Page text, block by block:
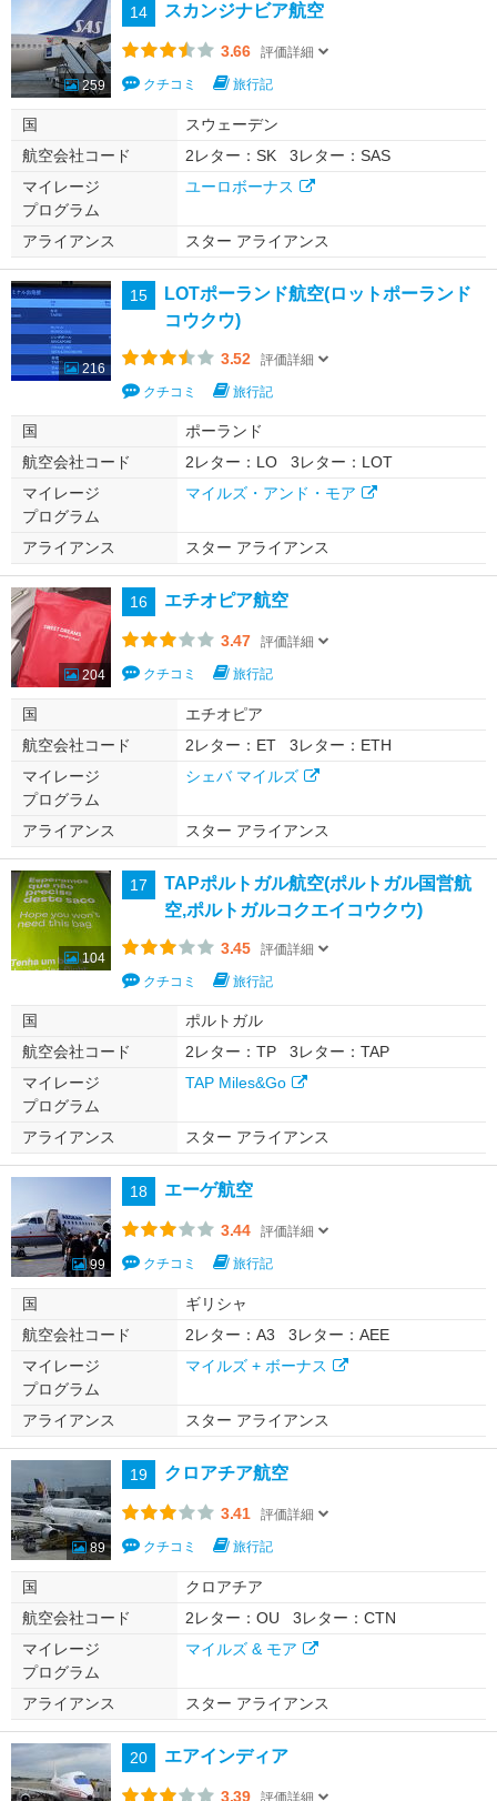
259
14 スカンジナビア航空
3.66 評価詳細
クチコミ 旅行記
国
スウェーデン
航空会社コード
2レター：SK 3レター：SAS
マイレージ
プログラム
ユーロボーナス
アライアンス スター アライアンス
216
15
LOTポーランド航空(ロットポーランド
コウクウ)
3.52 評価詳細
クチコミ 旅行記
国
ポーランド
航空会社コード
2レター：LO 3レター：LOT
マイレージ
プログラム
マイルズ・アンド・モア
アライアンス スター アライアンス
204
16 エチオピア航空
3.47 評価詳細
クチコミ 旅行記
国
エチオピア
航空会社コード
2レター：ET 3レター：ETH
マイレージ
プログラム
シェバ マイルズ
アライアンス スター アライアンス
104
17
TAPポルトガル航空(ポルトガル国営航
空,ポルトガルコクエイコウクウ)
3.45 評価詳細
クチコミ 旅行記
国
ポルトガル
航空会社コード
2レター：TP 3レター：TAP
マイレージ
プログラム
TAP Miles&Go
アライアンス スター アライアンス
99
18 エーゲ航空
3.44 評価詳細
クチコミ 旅行記
国
ギリシャ
航空会社コード
2レター：A3 3レター：AEE
マイレージ
プログラム
マイルズ + ボーナス
アライアンス スター アライアンス
89
19 クロアチア航空
3.41 評価詳細
クチコミ 旅行記
国
クロアチア
航空会社コード
2レター：OU 3レター：CTN
マイレージ
プログラム
マイルズ & モア
アライアンス スター アライアンス
20 エアインディア
3.39 評価詳細